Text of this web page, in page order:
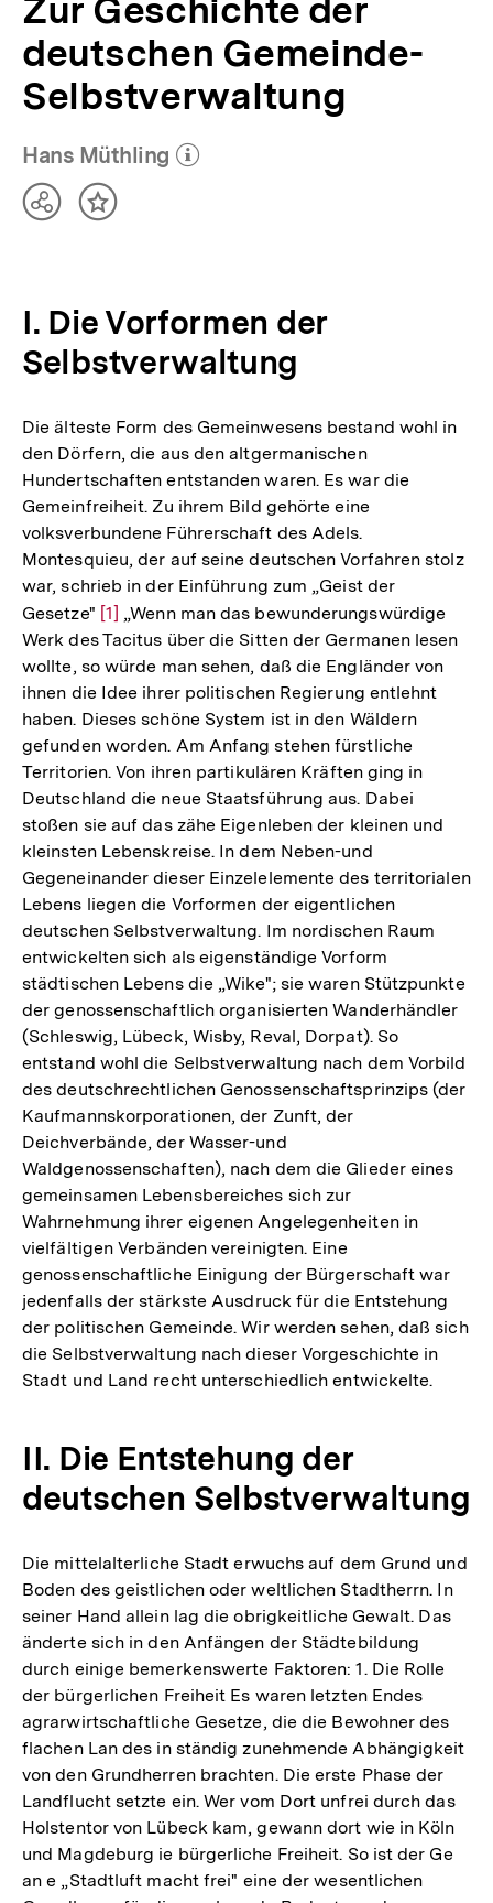
Zur Geschichte der
deutschen Gemeinde-
Selbstverwaltung
Hans Müthling
(Mehr zum Autor)
TeilenInhalt
I. Die Vorformen der
Selbstverwaltung
Die älteste Form des Gemeinwesens bestand wohl in
den Dörfern, die aus den altgermanischen
Hundertschaften entstanden waren. Es war die
Gemeinfreiheit. Zu ihrem Bild gehörte eine
volksverbundene Führerschaft des Adels.
Montesquieu, der auf seine deutschen Vorfahren stolz
war, schrieb in der Einführung zum „Geist der
Gesetze" Zur
Auflösung
der
Fußnote
[1] „Wenn man das bewunderungswürdige
Werk des Tacitus über die Sitten der Germanen lesen
wollte, so würde man sehen, daß die Engländer von
ihnen die Idee ihrer politischen Regierung entlehnt
haben. Dieses schöne System ist in den Wäldern
gefunden worden. Am Anfang stehen fürstliche
Territorien. Von ihren partikulären Kräften ging in
Deutschland die neue Staatsführung aus. Dabei
stoßen sie auf das zähe Eigenleben der kleinen und
kleinsten Lebenskreise. In dem Neben-und
Gegeneinander dieser Einzelelemente des territorialen
Lebens liegen die Vorformen der eigentlichen
deutschen Selbstverwaltung. Im nordischen Raum
entwickelten sich als eigenständige Vorform
städtischen Lebens die „Wike"; sie waren Stützpunkte
der genossenschaftlich organisierten Wanderhändler
(Schleswig, Lübeck, Wisby, Reval, Dorpat). So
entstand wohl die Selbstverwaltung nach dem Vorbild
des deutschrechtlichen Genossenschaftsprinzips (der
Kaufmannskorporationen, der Zunft, der
Deichverbände, der Wasser-und
Waldgenossenschaften), nach dem die Glieder eines
gemeinsamen Lebensbereiches sich zur
Wahrnehmung ihrer eigenen Angelegenheiten in
vielfältigen Verbänden vereinigten. Eine
genossenschaftliche Einigung der Bürgerschaft war
jedenfalls der stärkste Ausdruck für die Entstehung
der politischen Gemeinde. Wir werden sehen, daß sich
die Selbstverwaltung nach dieser Vorgeschichte in
Stadt und Land recht unterschiedlich entwickelte.
II. Die Entstehung der
deutschen Selbstverwaltung
Die mittelalterliche Stadt erwuchs auf dem Grund und
Boden des geistlichen oder weltlichen Stadtherrn. In
seiner Hand allein lag die obrigkeitliche Gewalt. Das
änderte sich in den Anfängen der Städtebildung
durch einige bemerkenswerte Faktoren: 1. Die Rolle
der bürgerlichen Freiheit Es waren letzten Endes
agrarwirtschaftliche Gesetze, die die Bewohner des
flachen Lan des in ständig zunehmende Abhängigkeit
von den Grundherren brachten. Die erste Phase der
Landflucht setzte ein. Wer vom Dort unfrei durch das
Holstentor von Lübeck kam, gewann dort wie in Köln
und Magdeburg ie bürgerliche Freiheit. So ist der Ge
an e „Stadtluft macht frei" eine der wesentlichen